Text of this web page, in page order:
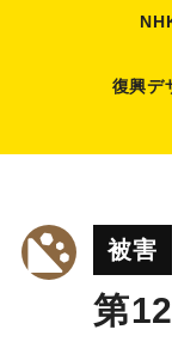
復興デ
被害
第